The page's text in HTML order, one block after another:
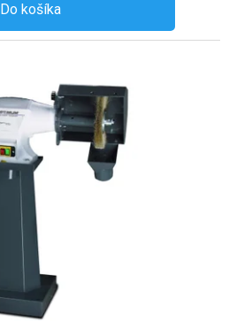
Do košíka